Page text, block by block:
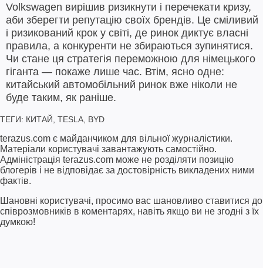
Volkswagen вирішив ризикнути і перечекати кризу,
аби зберегти репутацію своїх брендів. Це сміливий
і ризикований крок у світі, де ринок диктує власні
правила, а конкуренти не збираються зупинятися.
Чи стане ця стратегія переможною для німецького
гіганта — покаже лише час. Втім, ясно одне:
китайський автомобільний ринок вже ніколи не
буде таким, як раніше.
ТЕГИ: КИТАЙ TESLA BYD
terazus.com є майданчиком для вільної журналістики.
Матеріали користувачі завантажують самостійно.
Адміністрація terazus.com може не розділяти позицію
блогерів і не відповідає за достовірність викладених ними
фактів.
Шановні користувачі, просимо вас шановливо ставитися до
співрозмовників в коментарях, навіть якщо ви не згодні з їх
думкою!